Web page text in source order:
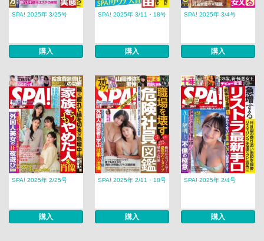
SPA! 2025年 3/25号
購入
SPA! 2025年 3/11・18号
購入
SPA! 2025年 3/4号
購入
SPA! 2025年 2/25号
購入
SPA! 2025年 2/11・18号
購入
SPA! 2025年 2/4号
購入